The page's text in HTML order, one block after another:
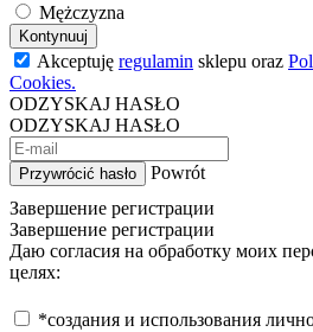
Mężczyzna
Kontynuuj
Akceptuję regulamin sklepu oraz
Cookies.
ODZYSKAJ HASŁO
ODZYSKAJ HASŁO
Przywrócić hasło
Powrót
Завершение регистрации
Завершение регистрации
Даю согласия на обработку моих
целях:
*создания и использования